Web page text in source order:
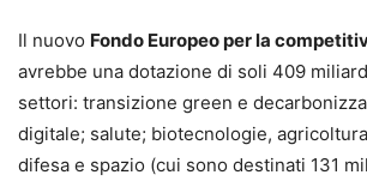
Il nuovo Fondo Europeo per la
avrebbe una dotazione di soli 409
settori: transizione green e
digitale; salute; biotecnologie,
difesa e spazio (cui sono destinati 131